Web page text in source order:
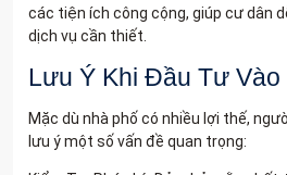
các tiện ích công cộng, giúp cư dân
dịch vụ cần thiết.
Lưu Ý Khi Đầu Tư Vào
Mặc dù nhà phố có nhiều lợi thế,
lưu ý một số vấn đề quan trọng: